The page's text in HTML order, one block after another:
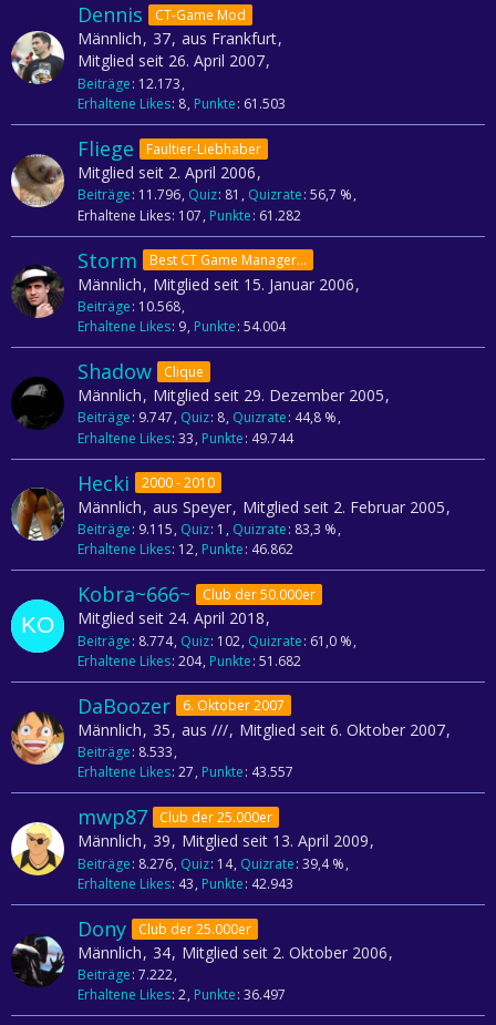
Dennis CT-Game Mod
Männlich 37 aus Frankfurt
Mitglied seit 26. April 2007
Beiträge 12.173
Erhaltene Likes 8 Punkte 61.503
Fliege Faultier-Liebhaber
Mitglied seit 2. April 2006
Beiträge 11.796 Quiz 81 Quizrate 56,7 %
Erhaltene Likes 107 Punkte 61.282
Storm Best CT Game Manager 2013
Männlich Mitglied seit 15. Januar 2006
Beiträge 10.568
Erhaltene Likes 9 Punkte 54.004
Shadow Clique
Männlich Mitglied seit 29. Dezember 2005
Beiträge 9.747 Quiz 8 Quizrate 44,8 %
Erhaltene Likes 33 Punkte 49.744
Hecki 2000 - 2010
Männlich aus Speyer Mitglied seit 2. Februar 2005
Beiträge 9.115 Quiz 1 Quizrate 83,3 %
Erhaltene Likes 12 Punkte 46.862
Kobra~666~ Club der 50.000er
Mitglied seit 24. April 2018
Beiträge 8.774 Quiz 102 Quizrate 61,0 %
Erhaltene Likes 204 Punkte 51.682
DaBoozer 6. Oktober 2007
Männlich 35 aus /// Mitglied seit 6. Oktober 2007
Beiträge 8.533
Erhaltene Likes 27 Punkte 43.557
mwp87 Club der 25.000er
Männlich 39 Mitglied seit 13. April 2009
Beiträge 8.276 Quiz 14 Quizrate 39,4 %
Erhaltene Likes 43 Punkte 42.943
Dony Club der 25.000er
Männlich 34 Mitglied seit 2. Oktober 2006
Beiträge 7.222
Erhaltene Likes 2 Punkte 36.497